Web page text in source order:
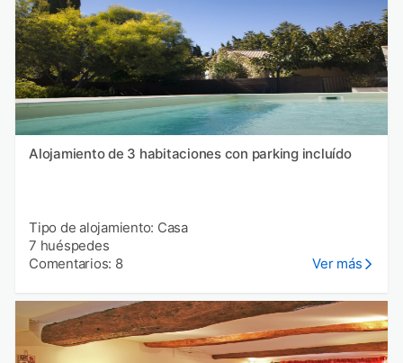
Alojamiento de 3 habitaciones con parking incluído
Tipo de alojamiento: Casa
7 huéspedes
Comentarios: 8
Ver más